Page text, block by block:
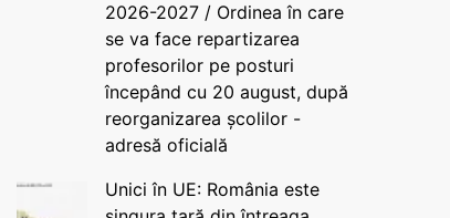
2026-2027 / Ordinea în care
se va face repartizarea
profesorilor pe posturi
începând cu 20 august, după
reorganizarea școlilor -
adresă oficială
Unici în UE: România este